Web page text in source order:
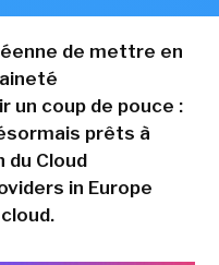
de mettre en
un coup de pouce :
prêts à
Cloud
in Europe